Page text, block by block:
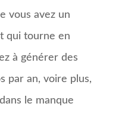
vous avez un
qui tourne en
à générer des
par an, voire plus,
le manque